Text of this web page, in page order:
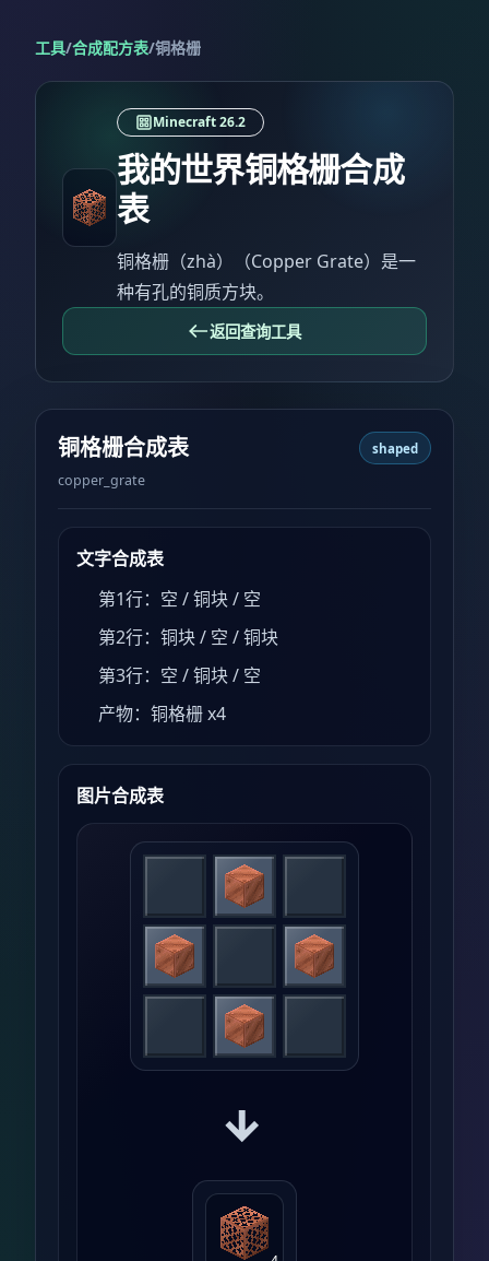
工具/合成配方表/铜格栅
Minecraft 26.2
我的世界铜格栅合成
表
铜格栅（zhà）（Copper Grate）是一
种有孔的铜质方块。
返回查询工具
铜格栅合成表
copper_grate
shaped
文字合成表
第1行：空 / 铜块 / 空
第2行：铜块 / 空 / 铜块
第3行：空 / 铜块 / 空
产物：铜格栅 x4
图片合成表
→